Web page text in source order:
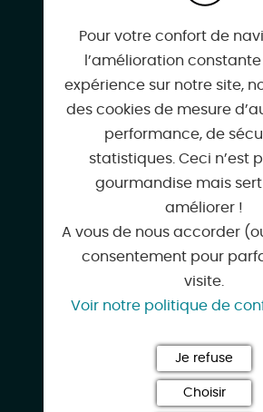
45700 CONFLANS-
06 76 98 15 81
montargis@nolimit-
www.nolimit-
Pour votre confort de
l’amélioration
expérience sur notre site,
des cookies de mesure
performance, de
statistiques. Ceci n’est
gourmandise mais
améliorer !
A vous de nous accorder
consentement pour
visite.
Voir notre politique de
Je refuse
Choisir